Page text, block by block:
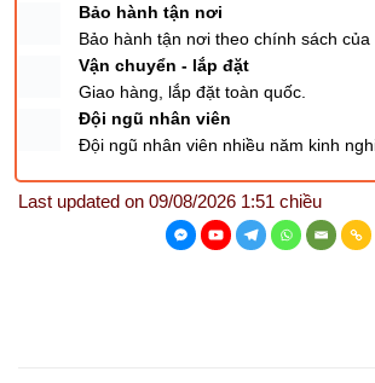
Bảo hành tận nơi
Bảo hành tận nơi theo chính sách của
Vận chuyển - lắp đặt
Giao hàng, lắp đặt toàn quốc.
Đội ngũ nhân viên
Đội ngũ nhân viên nhiều năm kinh
Last updated on 09/08/2026 1:51 chiều